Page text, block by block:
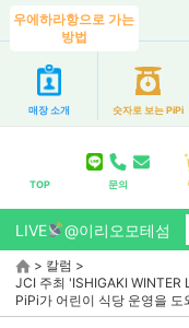
우에하라항으로 가는
방법
매장 소개 숫자로 보는 PiPi
TOP 문의
LIVE @이리오모테섬
【
> 칼럼 >
JCI 주최 'ISHIGAKI
PiPi가 어린이 식당 운영을 도